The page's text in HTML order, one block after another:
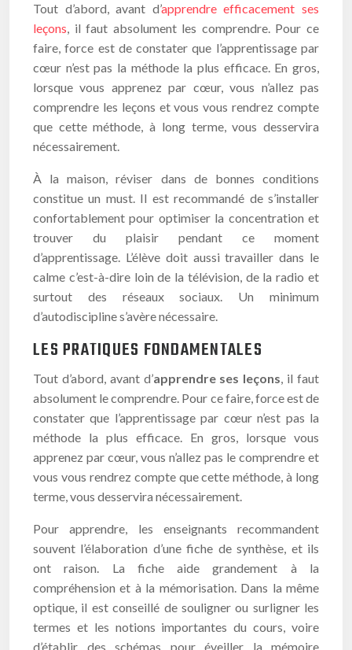
Tout d’abord, avant d’apprendre efficacement ses
leçons, il faut absolument les comprendre. Pour ce
faire, force est de constater que l’apprentissage par
cœur n’est pas la méthode la plus efficace. En gros,
lorsque vous apprenez par cœur, vous n’allez pas
comprendre les leçons et vous vous rendrez compte
que cette méthode, à long terme, vous desservira
nécessairement.
À la maison, réviser dans de bonnes conditions
constitue un must. Il est recommandé de s’installer
confortablement pour optimiser la concentration et
trouver du plaisir pendant ce moment
d’apprentissage. L’élève doit aussi travailler dans le
calme c’est-à-dire loin de la télévision, de la radio et
surtout des réseaux sociaux. Un minimum
d’autodiscipline s’avère nécessaire.
LES PRATIQUES FONDAMENTALES
Tout d’abord, avant d’apprendre ses leçons, il faut
absolument le comprendre. Pour ce faire, force est de
constater que l’apprentissage par cœur n’est pas la
méthode la plus efficace. En gros, lorsque vous
apprenez par cœur, vous n’allez pas le comprendre et
vous vous rendrez compte que cette méthode, à long
terme, vous desservira nécessairement.
Pour apprendre, les enseignants recommandent
souvent l’élaboration d’une fiche de synthèse, et ils
ont raison. La fiche aide grandement à la
compréhension et à la mémorisation. Dans la même
optique, il est conseillé de souligner ou surligner les
termes et les notions importantes du cours, voire
d’établir des schémas pour éveiller la mémoire